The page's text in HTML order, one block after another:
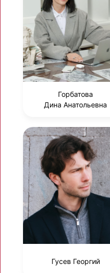
Горбатова
Дина Анатольевна
Гусев Георгий